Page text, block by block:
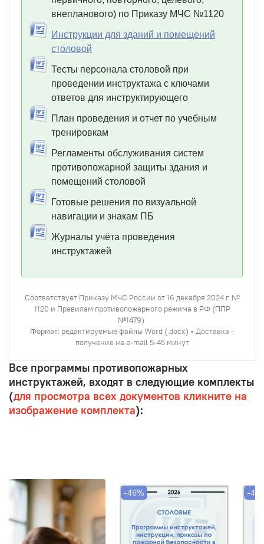
внепланового) по Приказу МЧС №1120
Инструкции для зданий и помещений
столовой
Тесты персонала столовой при
проведении инструктажа с ключами
ответов для инструктирующего
План проведения и отчет по учебным
тренировкам
Регламенты обслуживания систем
противопожарной защиты здания и
помещений столовой
Готовые решения по визуальной
навигации и знакам ПБ
Журналы учёта проведения
инструктажей
Соответствует Приказу МЧС России от 16 декабря 2024 г. №
1120 и Правилам противопожарного режима в РФ (ППР
№1479)
Формат: редактируемые файлы Word (.docx) • Доставка -
получение на e-mail 5-45 минут
Все программы противопожарных
инструктажей, входят в следующие комплекты
(для просмотра всех документов кликните на
изображение комплекта):
-46% -